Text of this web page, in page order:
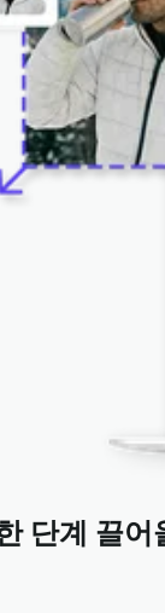
단계 끌어